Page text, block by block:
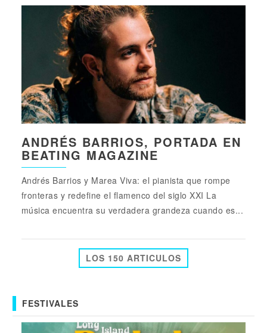
ANDRÉS BARRIOS, PORTADA EN
BEATING MAGAZINE
Andrés Barrios y Marea Viva: el pianista que rompe
fronteras y redefine el flamenco del siglo XXI La
música encuentra su verdadera grandeza cuando es...
LOS 150 ARTICULOS
FESTIVALES